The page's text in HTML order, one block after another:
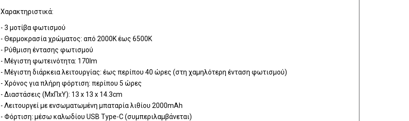
Χαρακτηριστικά:
- 3 μοτίβα φωτισμού
- Θερμοκρασία χρώματος: από 2000K έως 6500K
- Ρύθμιση έντασης φωτισμού
- Μέγιστη φωτεινότητα: 170lm
- Μέγιστη διάρκεια λειτουργίας: έως περίπου 40 ώρες (στη χαμηλότερη ένταση φωτισμού)
- Χρόνος για πλήρη φόρτιση: περίπου 5 ώρες
- Διαστάσεις (ΜxΠxΥ): 13 x 13 x 14.3cm
- Λειτουργεί με ενσωματωμένη μπαταρία λιθίου 2000mAh
- Φόρτιση: μέσω καλωδίου USB Type-C (συμπεριλαμβάνεται)